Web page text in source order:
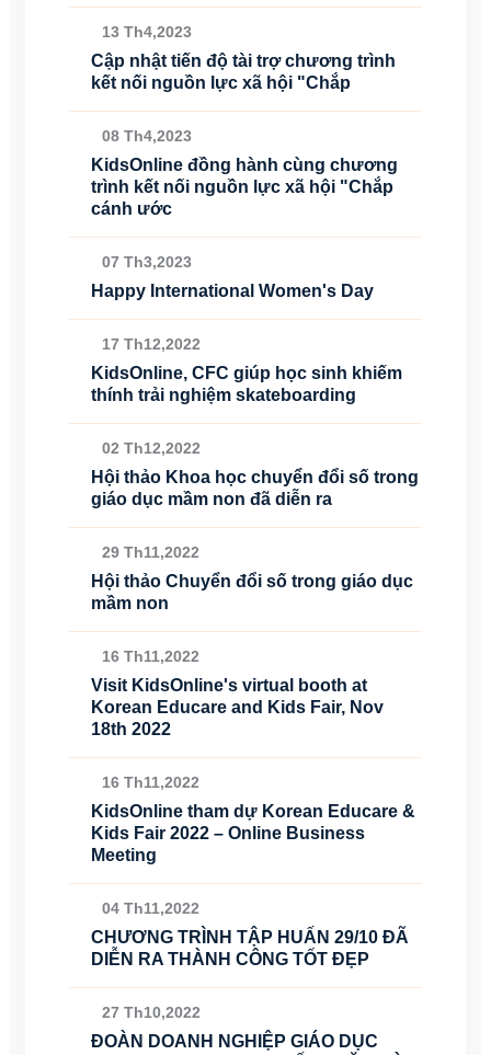
13 Th4,2023
Cập nhật tiến độ tài trợ chương trình
kết nối nguồn lực xã hội "Chắp
08 Th4,2023
KidsOnline đồng hành cùng chương
trình kết nối nguồn lực xã hội "Chắp
cánh ước
07 Th3,2023
Happy International Women's Day
17 Th12,2022
KidsOnline, CFC giúp học sinh khiếm
thính trải nghiệm skateboarding
02 Th12,2022
Hội thảo Khoa học chuyển đổi số trong
giáo dục mầm non đã diễn ra
29 Th11,2022
Hội thảo Chuyển đổi số trong giáo dục
mầm non
16 Th11,2022
Visit KidsOnline's virtual booth at
Korean Educare and Kids Fair, Nov
18th 2022
16 Th11,2022
KidsOnline tham dự Korean Educare &
Kids Fair 2022 – Online Business
Meeting
04 Th11,2022
CHƯƠNG TRÌNH TẬP HUẤN 29/10 ĐÃ
DIỄN RA THÀNH CÔNG TỐT ĐẸP
27 Th10,2022
ĐOÀN DOANH NGHIỆP GIÁO DỤC